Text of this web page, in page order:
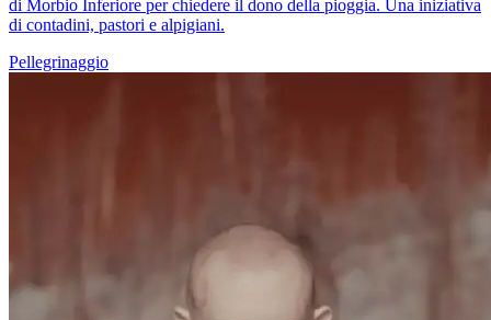
di Morbio Inferiore per chiedere il dono della pioggia. Una iniziativa
di contadini, pastori e alpigiani.
Pellegrinaggio